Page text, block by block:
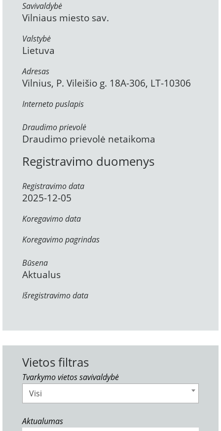
Savivaldybė
Vilniaus miesto sav.
Valstybė
Lietuva
Adresas
Vilnius, P. Vileišio g. 18A-306, LT-10306
Interneto puslapis
Draudimo prievolė
Draudimo prievolė netaikoma
Registravimo duomenys
Registravimo data
2025-12-05
Koregavimo data
Koregavimo pagrindas
Būsena
Aktualus
Išregistravimo data
Vietos filtras
Tvarkymo vietos savivaldybė
Visi
Aktualumas